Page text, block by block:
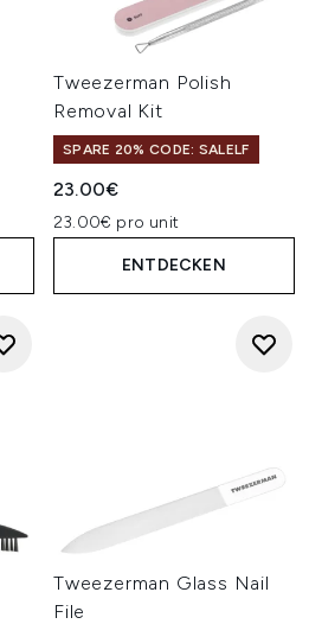
Tweezerman Polish
Removal Kit
SPARE 20% CODE: SALELF
23.00€
23.00€ pro unit
ENTDECKEN
Tweezerman Glass Nail
File